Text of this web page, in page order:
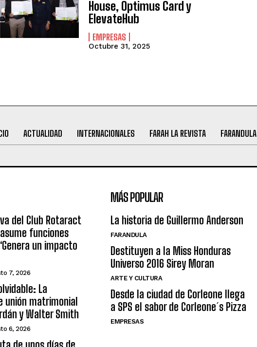
House, Optimus Card y
ElevateHub
EMPRESAS
Octubre 31, 2025
ACTUALIDAD INTERNACIONALES FARAH LA REVISTA FARANDULA
del Club Rotaract
funciones
un impacto
7, 2026
La
unión matrimonial
y Walter Smith
6, 2026
MÁS POPULAR
La historia de Guillermo Anderson
FARANDULA
Destituyen a la Miss Honduras
Universo 2016 Sirey Moran
ARTE Y CULTURA
Desde la ciudad de Corleone llega
a SPS el sabor de Corleone´s Pizza
EMPRESAS